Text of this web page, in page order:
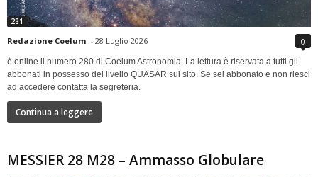
281
Redazione Coelum - 28 Luglio 2026 0
è online il numero 280 di Coelum Astronomia. La lettura è riservata a tutti gli
abbonati in possesso del livello QUASAR sul sito. Se sei abbonato e non riesci
ad accedere contatta la segreteria.
Continua a leggere
MESSIER 28 M28 – Ammasso Globulare